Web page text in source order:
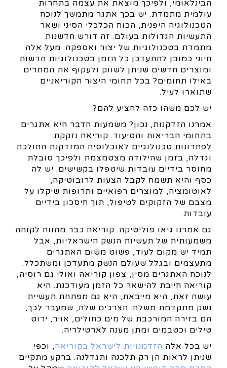
הבינלאומי, ולפיכך מוצאת את עצמה בתחרות
עולמית מתמדת. יש בכך אתגר מתמשך לנוכח
הטכנולוגיה היפנית, הכוח הכלכלי הסיני ושאר
התעשיות הגדולות בעולם. זה דורש חדשנות
מתמדת בטכנולוגיות של יצור ואספקה. מעל אלה
חיוני כמובן להתעדכן כל הזמן בטכנולוגיות חדשות
ומוצרים חדשים שניתן לשווק ולעקוף את המתרים.
באילו תחומים? בכל תחומי היצור הקוריאניים
שתוארו לעיל.
יש לכם משהו כזה להציע להם?
אמרנו הזדקנות, נכון? משמעות הדבר היא אתגרים
בתחומי הבריאות והסיעוד. קוריאה נזקקת
לפתרונות טכנולוגיים לאוכלוסיה המזדקנת ההולכת
וגדלה, בזמן שהילודה מצטמצמת ולפיכך סובלת
מחוסר בידיים עובדות שיטפלו בקשישים. יש לה
כסף והיא תשמח לקבל הצעות לרובוטיקה,
לאוטומציה, למוצרים רפואיים ותרופות שיקלו על
מצבם של הזקוקים לטיפול, תוך חיסכון בידיים
עובדות.
גם אמרנו גיאו פוליטיקה. קוריאה כבר מהווה לקוחה
משמעותית של תעשיות הנשק הישראליות, אבל
תמיד יש מקום לעוד, פשוט משום האתגרים
מתעצמים ובגלל שעולם הנשק מתעדכן ומשתכלל.
לנוכח האתגרים מסין, צפון קוריאה ואולי גם רוסיה,
קוריאה חייבת להישאר כל הזמן מעודכנת. היא
עושה זאת, היא מייבאת, היא גם מפתחת תעשיית
נשק מתקדמת משלה. הצרכים שלה, שמעבר לכך,
הם בזירה המורכבת של מים כחולים, אויר, ירוט
טילים וכטבמים ומתן מענה לארטילריה.
יש בכל אלה הזדמנויות לישראל בקוריאה, וכפי
שניתן לראות הן רק תלכנה ותגדלנה. ברקע מתקיים